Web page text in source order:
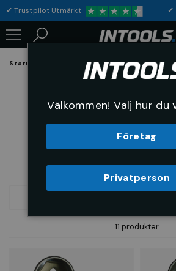
✓Trustpilot Utmärkt ✓
Startsida Verktyg & Maskiner
11 produkter
Välkommen! Välj hur du
Företag
Privatperson